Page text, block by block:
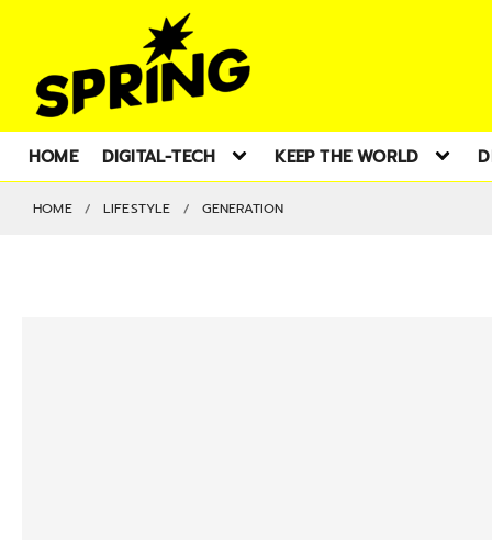
HOME DIGITAL-TECH KEEP THE WORLD
HOME LIFESTYLE GENERATION